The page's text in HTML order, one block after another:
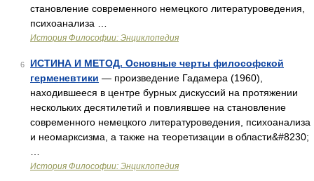
становление современного немецкого литературоведения,
психоанализа …
История Философии: Энциклопедия
6
ИСТИНА И МЕТОД. Основные черты философской
герменевтики — произведение Гадамера (1960),
находившееся в центре бурных дискуссий на протяжении
нескольких десятилетий и повлиявшее на становление
современного немецкого литературоведения, психоанализа
и неомарксизма, а также на теоретизации в области&#8230;
История Философии: Энциклопедия